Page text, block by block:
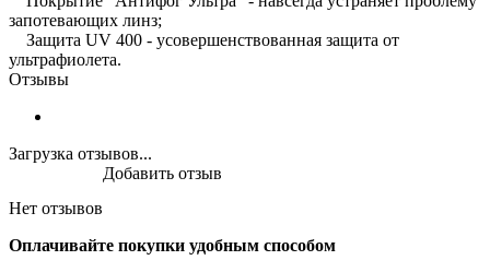
запотевающих линз;
Защита UV 400 - усовершенствованная защита от
ультрафиолета.
Отзывы
Загрузка отзывов...
Нет отзывов
Добавить отзыв
Оплачивайте покупки удобным способом